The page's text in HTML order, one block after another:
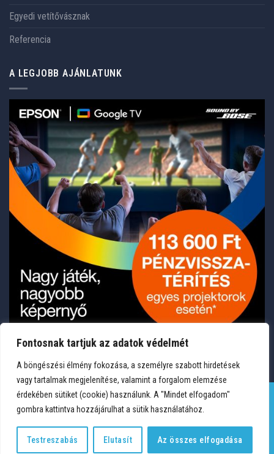
Fontosnak tartjuk az adatok védelmét
A böngészési élmény fokozása, a személyre szabott hirdetések
vagy tartalmak megjelenítése, valamint a forgalom elemzése
érdekében sütiket (cookie) használunk. A "Mindet elfogadom"
gombra kattintva hozzájárulhat a sütik használatához.
Testreszabás Elutasít Az összes elfogadása
Egyedi vetítővásznak
Referencia
A LEGJOBB AJÁNLATUNK
Copyright 2026 © Medium Hungary Kft. Minden jog fenntartva.